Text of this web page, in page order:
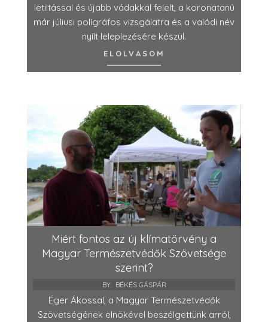
letiltással és újabb vádakkal felelt, a koronatanú
már júliusi poligráfos vizsgálatra és a valódi név
nyílt leleplezésére készül.
ELOLVASOM
Miért fontos az új klímatörvény a
Magyar Természetvédők Szövetsége
szerint?
BY: BÉKÉS GÁSPÁR
Éger Ákossal, a Magyar Természetvédők
Szövetségének elnökével beszélgettünk arról,